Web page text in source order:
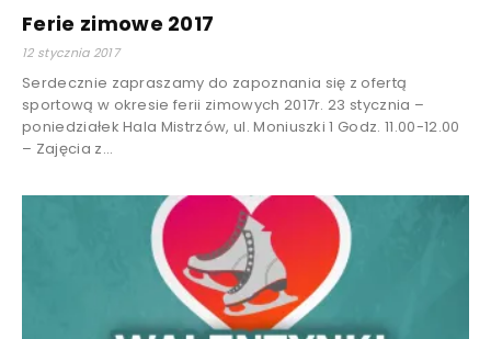
Ferie zimowe 2017
12 stycznia 2017
Serdecznie zapraszamy do zapoznania się z ofertą
sportową w okresie ferii zimowych 2017r. 23 stycznia –
poniedziałek Hala Mistrzów, ul. Moniuszki 1 Godz. 11.00-12.00
– Zajęcia z...